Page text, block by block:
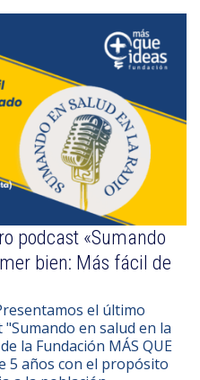
podcast «Sumando
bien: Más fácil de
el último
en salud en la
la Fundación MÁS QUE
5 años con el propósito